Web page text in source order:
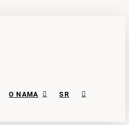
O NAMA SR